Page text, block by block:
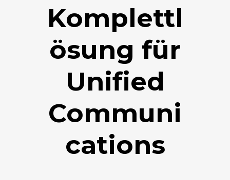
Komplettl
ösung für
Unified
Communi
cations